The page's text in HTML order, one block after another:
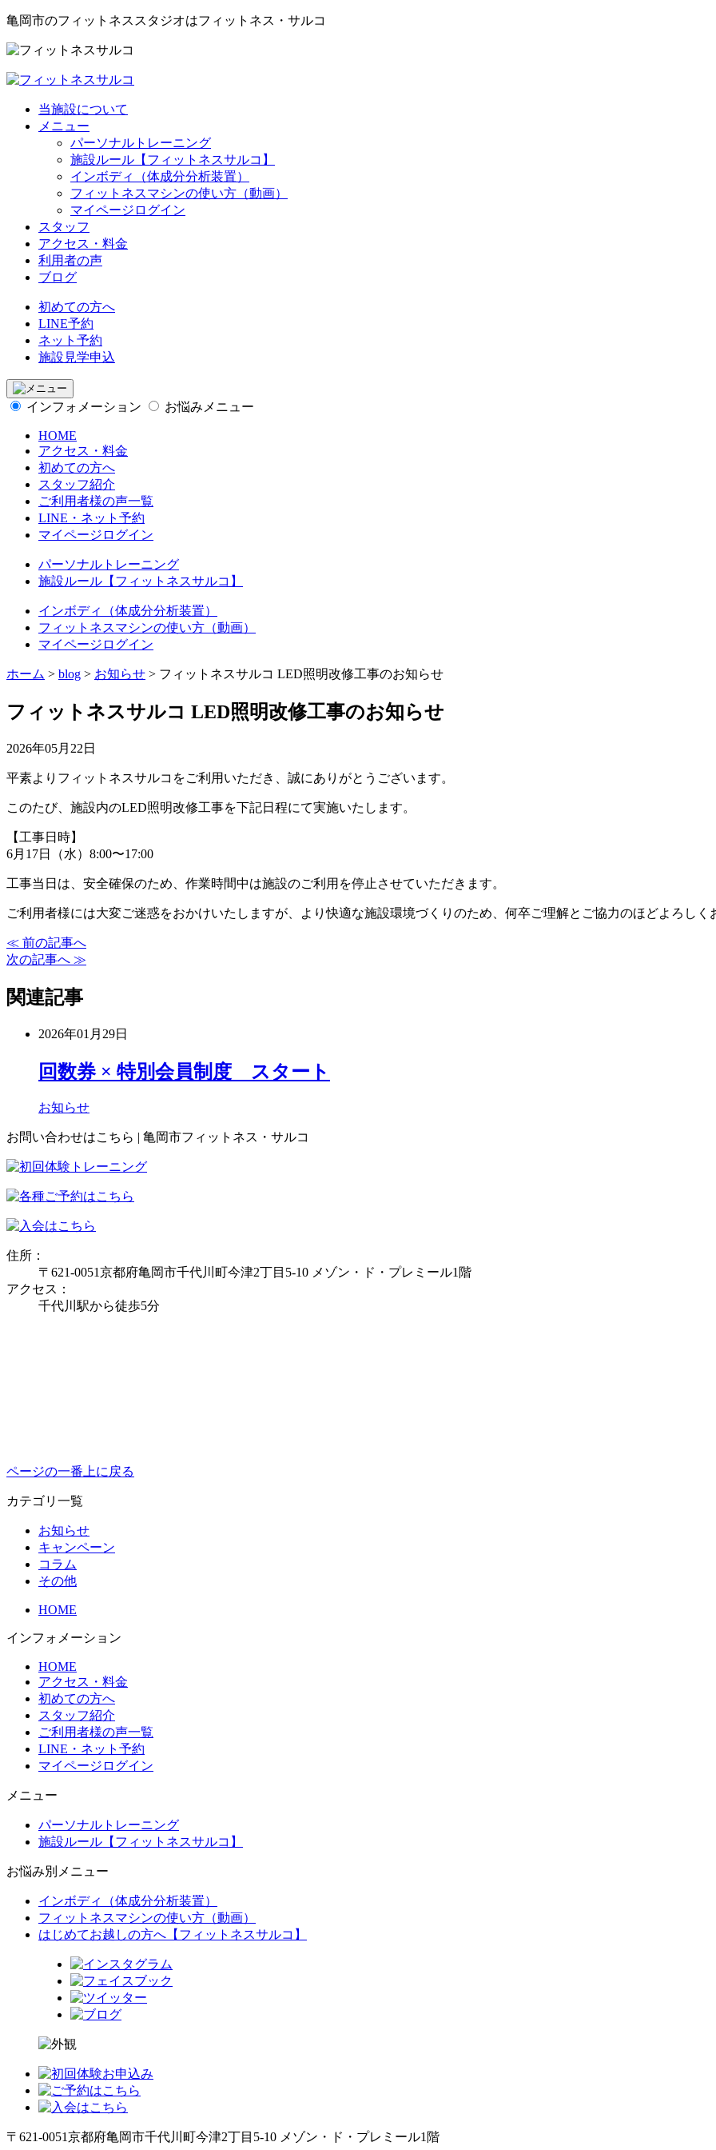
亀岡市のフィットネススタジオはフィットネス・サルコ
当施設について
メニュー
パーソナルトレーニング
施設ルール【フィットネスサルコ】
インボディ（体成分分析装置）
フィットネスマシンの使い方（動画）
マイページログイン
スタッフ
アクセス・料金
利用者の声
ブログ
初めての方へ
LINE予約
ネット予約
施設見学申込
インフォメーション お悩みメニュー
HOME
アクセス・料金
初めての方へ
スタッフ紹介
ご利用者様の声一覧
LINE・ネット予約
マイページログイン
パーソナルトレーニング
施設ルール【フィットネスサルコ】
インボディ（体成分分析装置）
フィットネスマシンの使い方（動画）
マイページログイン
ホーム > blog > お知らせ > フィットネスサルコ LED照明改修工事のお知らせ
フィットネスサルコ LED照明改修工事のお知らせ
2026年05月22日
平素よりフィットネスサルコをご利用いただき、誠にありがとうございます。
このたび、施設内のLED照明改修工事を下記日程にて実施いたします。
【工事日時】
6月17日（水）8:00〜17:00
工事当日は、安全確保のため、作業時間中は施設のご利用を停止させていただきます。
ご利用者様には大変ご迷惑をおかけいたしますが、より快適な施設環境づくりのため、何卒ご理解とご協力のほどよろしく
≪ 前の記事へ
次の記事へ ≫
関連記事
2026年01月29日
回数券 × 特別会員制度 スタート
お知らせ
お問い合わせはこちら | 亀岡市フィットネス・サルコ
住所：
〒621-0051京都府亀岡市千代川町今津2丁目5-10 メゾン・ド・プレミール1階
アクセス：
千代川駅から徒歩5分
ページの一番上に戻る
カテゴリ一覧
お知らせ
キャンペーン
コラム
その他
HOME
インフォメーション
HOME
アクセス・料金
初めての方へ
スタッフ紹介
ご利用者様の声一覧
LINE・ネット予約
マイページログイン
メニュー
パーソナルトレーニング
施設ルール【フィットネスサルコ】
お悩み別メニュー
インボディ（体成分分析装置）
フィットネスマシンの使い方（動画）
はじめてお越しの方へ【フィットネスサルコ】
〒621-0051京都府亀岡市千代川町今津2丁目5-10 メゾン・ド・プレミール1階